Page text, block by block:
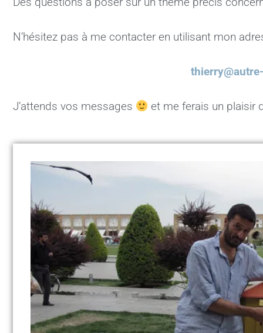
o
k
p
N’hésitez pas à me contacter en utilisant mon
J’attends vos messages et me ferais un plaisir